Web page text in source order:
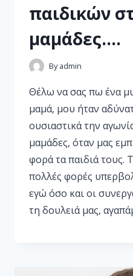
παιδικών
μαμάδες….
By admin
Θέλω να σας πω ένα
μαμά, μου ήταν
ουσιαστικά την
μαμάδες, όταν μας
φορά τα παιδιά τους.
πολλές φορές
εγώ όσο και οι
τη δουλειά μας,